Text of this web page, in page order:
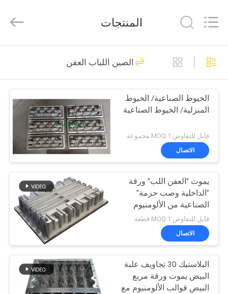
الصفحة
الرئيسية
منتجات
أشرطة
فيديو
عرض
الواقع
الافتراضي
معلومات
Equipment
Rights
اللب معدات صب
64
لب ورقيّ قولبة آلة
39
67
المنتجات
الصين اللباب العفن
الخيوط الصناعية/ الخيوط
المنزلية/ الخيوط الصناعية
قابل للتفاوض MOQ:1 مجموعة
الاتصال
يموت "العفن اللب" ورقة
"الداخلية وصب حزمة"
الصناعية من الألومنيوم
قابل للتفاوض MOQ:1 قطعة
الاتصال
البلاستيك 30 تجاويف علبة
البيض يموت ورقة مربع
البيض قوالب الألومنيوم مع